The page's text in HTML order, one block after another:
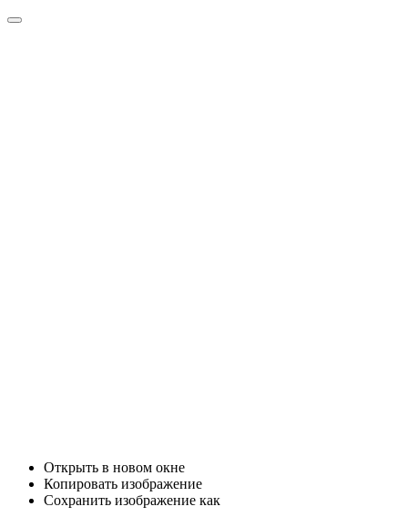
Открыть в новом окне
Копировать изображение
Сохранить изображение как